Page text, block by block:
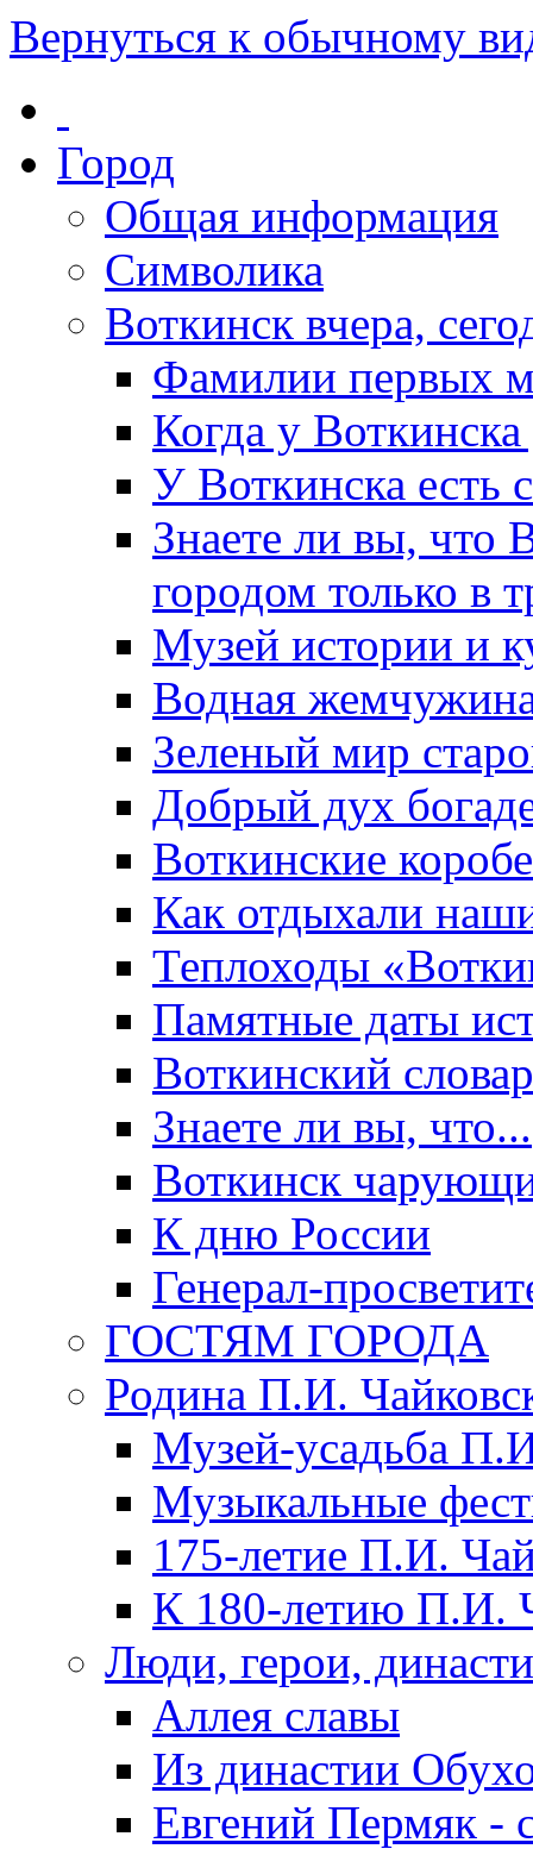
Вернуться к обычному
Город
Общая информация
Символика
Воткинск вчера,
Фамилии первых
Когда у
У Воткинска есть
Знаете ли вы, что
городом только в
Музей истории и
Водная
Зеленый мир
Добрый дух
Воткинские
Как отдыхали
Теплоходы
Памятные даты
Воткинский
Знаете ли вы, что...
Воткинск
К дню России
Генерал-
ГОСТЯМ ГОРОДА
Родина П.И.
Музей-усадьба
Музыкальные
175-летие П.И.
К 180-летию П.И.
Люди, герои,
Аллея славы
Из династии
Евгений Пермяк -